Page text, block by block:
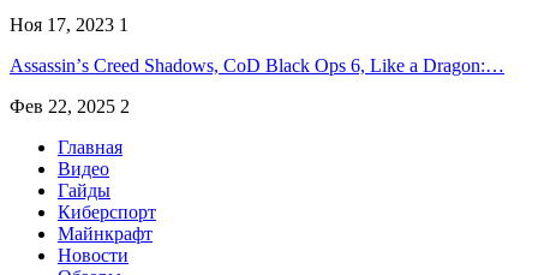
Ноя 17, 2023 1
Assassinʼs Creed Shadows, CoD Black Ops 6, Like a Dragon:…
Фев 22, 2025 2
Главная
Видео
Гайды
Киберспорт
Майнкрафт
Новости